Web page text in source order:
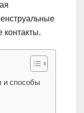
и способы